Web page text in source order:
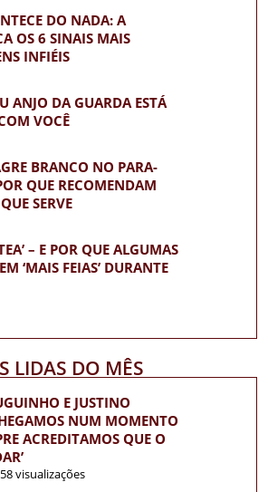
DO NADA: A
OS 6 SINAIS MAIS
INFIÉIS
ANJO DA GUARDA ESTÁ
VOCÊ
BRANCO NO PARA-
QUE RECOMENDAM
SERVE
– E POR QUE ALGUMAS
‘MAIS FEIAS’ DURANTE
LIDAS DO MÊS
E JUSTINO
NUM MOMENTO
ACREDITAMOS QUE O
visualizações